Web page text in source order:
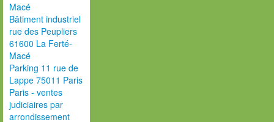
Macé
Bâtiment industriel
rue des Peupliers
61600 La Ferté-
Macé
Parking 11 rue de
Lappe 75011 Paris
Paris - ventes
judiciaires par
arrondissement